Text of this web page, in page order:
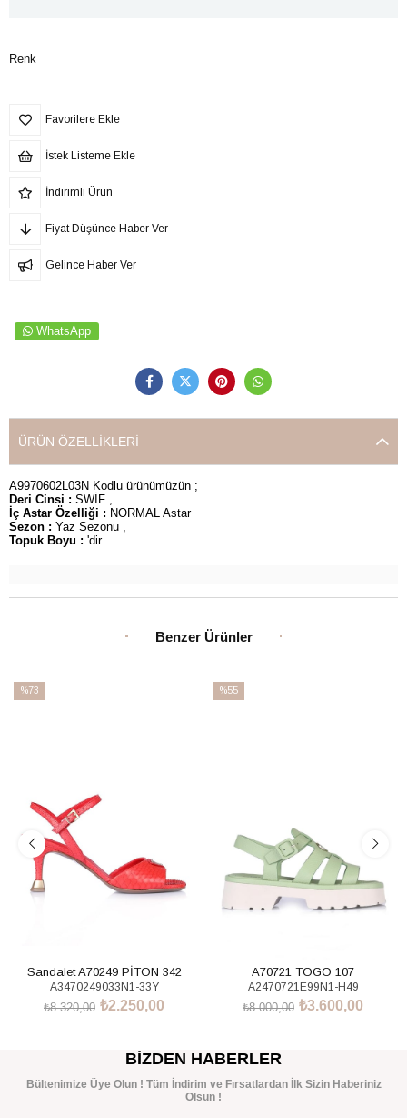
Renk
Favorilere Ekle
İstek Listeme Ekle
İndirimli Ürün
Fiyat Düşünce Haber Ver
Gelince Haber Ver
WhatsApp
ÜRÜN ÖZELLIKLERI
A9970602L03N Kodlu ürünümüzün ;
Deri Cinsi : SWİF ,
İç Astar Özelliği : NORMAL Astar
Sezon : Yaz Sezonu ,
Topuk Boyu : 'dir
Benzer Ürünler
%73
Sandalet A70249 PİTON 342
A3470249033N1-33Y
₺2.250,00
₺8.320,00
%55
A70721 TOGO 107
A2470721E99N1-H49
₺3.600,00
₺8.000,00
BIZDEN HABERLER
Bültenimize Üye Olun ! Tüm İndirim ve Fırsatlardan İlk Sizin Haberiniz
Olsun !